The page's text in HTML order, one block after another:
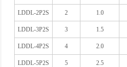
LDDL-2P2S 2 1.0
LDDL-3P2S 3 1.5
LDDL-4P2S 4 2.0
LDDL-5P2S 5 2.5